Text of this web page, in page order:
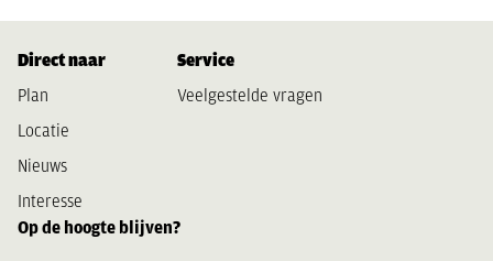
Direct naar
Plan
Locatie
Nieuws
Interesse
Service
Veelgestelde vragen
Op de hoogte blijven?